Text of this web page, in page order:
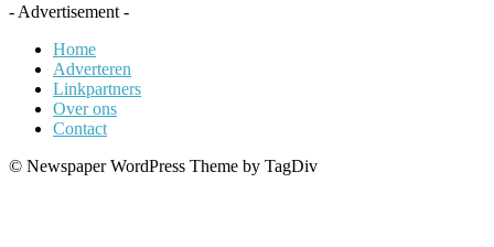
- Advertisement -
Home
Adverteren
Linkpartners
Over ons
Contact
© Newspaper WordPress Theme by TagDiv